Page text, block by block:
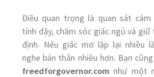
Điều quan trọng là quan sát cảm
tỉnh dậy, chăm sóc giấc ngủ và giữ
định. Nếu giấc mơ lặp lại nhiều
nghe bản thân nhiều hơn. Bạn
freedforgovernor.com như một